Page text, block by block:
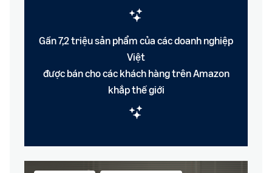
Gần 7,2 triệu sản phẩm của các doanh nghiệp
Việt
được bán cho các khách hàng trên Amazon
khắp thế giới